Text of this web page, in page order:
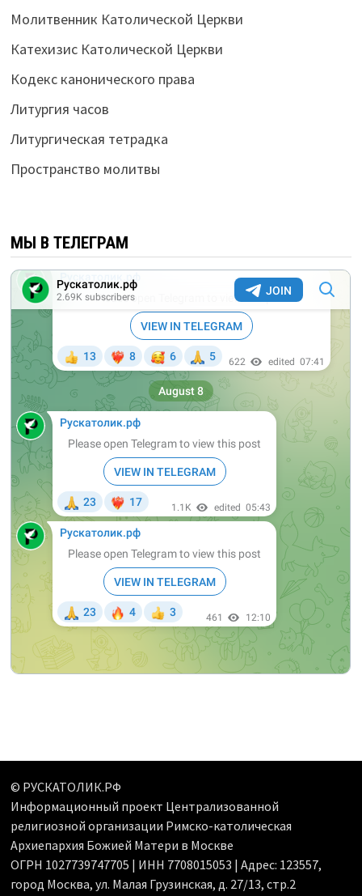
Молитвенник Католической Церкви
Катехизис Католической Церкви
Кодекс канонического права
Литургия часов
Литургическая тетрадка
Пространство молитвы
МЫ В ТЕЛЕГРАМ
© РУСКАТОЛИК.РФ
Информационный проект Централизованной
религиозной организации Римско-католическая
Архиепархия Божией Матери в Москве
ОГРН 1027739747705 | ИНН 7708015053 | Адрес: 123557,
город Москва, ул. Малая Грузинская, д. 27/13, стр.2